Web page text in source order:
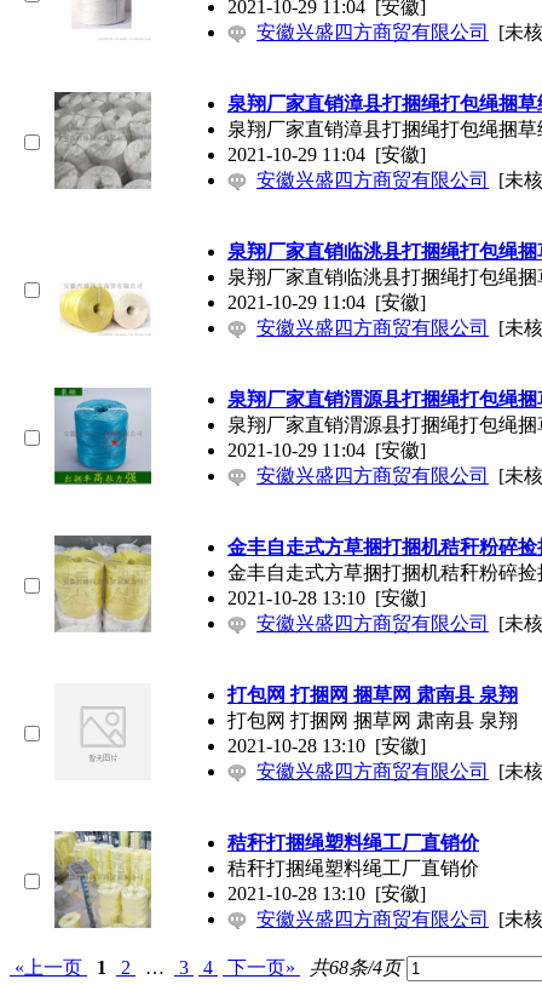
2021-10-29 11:04 [安徽]
安徽兴盛四方商贸有限公司
[未
泉翔厂家直销漳县打捆绳打包绳捆草
泉翔厂家直销漳县打捆绳打包绳捆草
2021-10-29 11:04 [安徽]
安徽兴盛四方商贸有限公司
[未
泉翔厂家直销临洮县打捆绳打包绳捆
泉翔厂家直销临洮县打捆绳打包绳捆
2021-10-29 11:04 [安徽]
安徽兴盛四方商贸有限公司
[未
泉翔厂家直销渭源县打捆绳打包绳捆
泉翔厂家直销渭源县打捆绳打包绳捆
2021-10-29 11:04 [安徽]
安徽兴盛四方商贸有限公司
[未
金丰自走式方草捆打捆机秸秆粉碎
金丰自走式方草捆打捆机秸秆粉碎
2021-10-28 13:10 [安徽]
安徽兴盛四方商贸有限公司
[未
打包网 打捆网 捆草网 肃南县 泉翔
打包网 打捆网 捆草网 肃南县 泉翔
2021-10-28 13:10 [安徽]
安徽兴盛四方商贸有限公司
[未
秸秆打捆绳塑料绳工厂直销价
秸秆打捆绳塑料绳工厂直销价
2021-10-28 13:10 [安徽]
安徽兴盛四方商贸有限公司
[未
«上一页 1 2 … 3 4 下一页» 共68条/4页